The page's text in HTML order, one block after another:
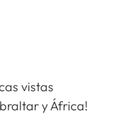
vistas
y África!